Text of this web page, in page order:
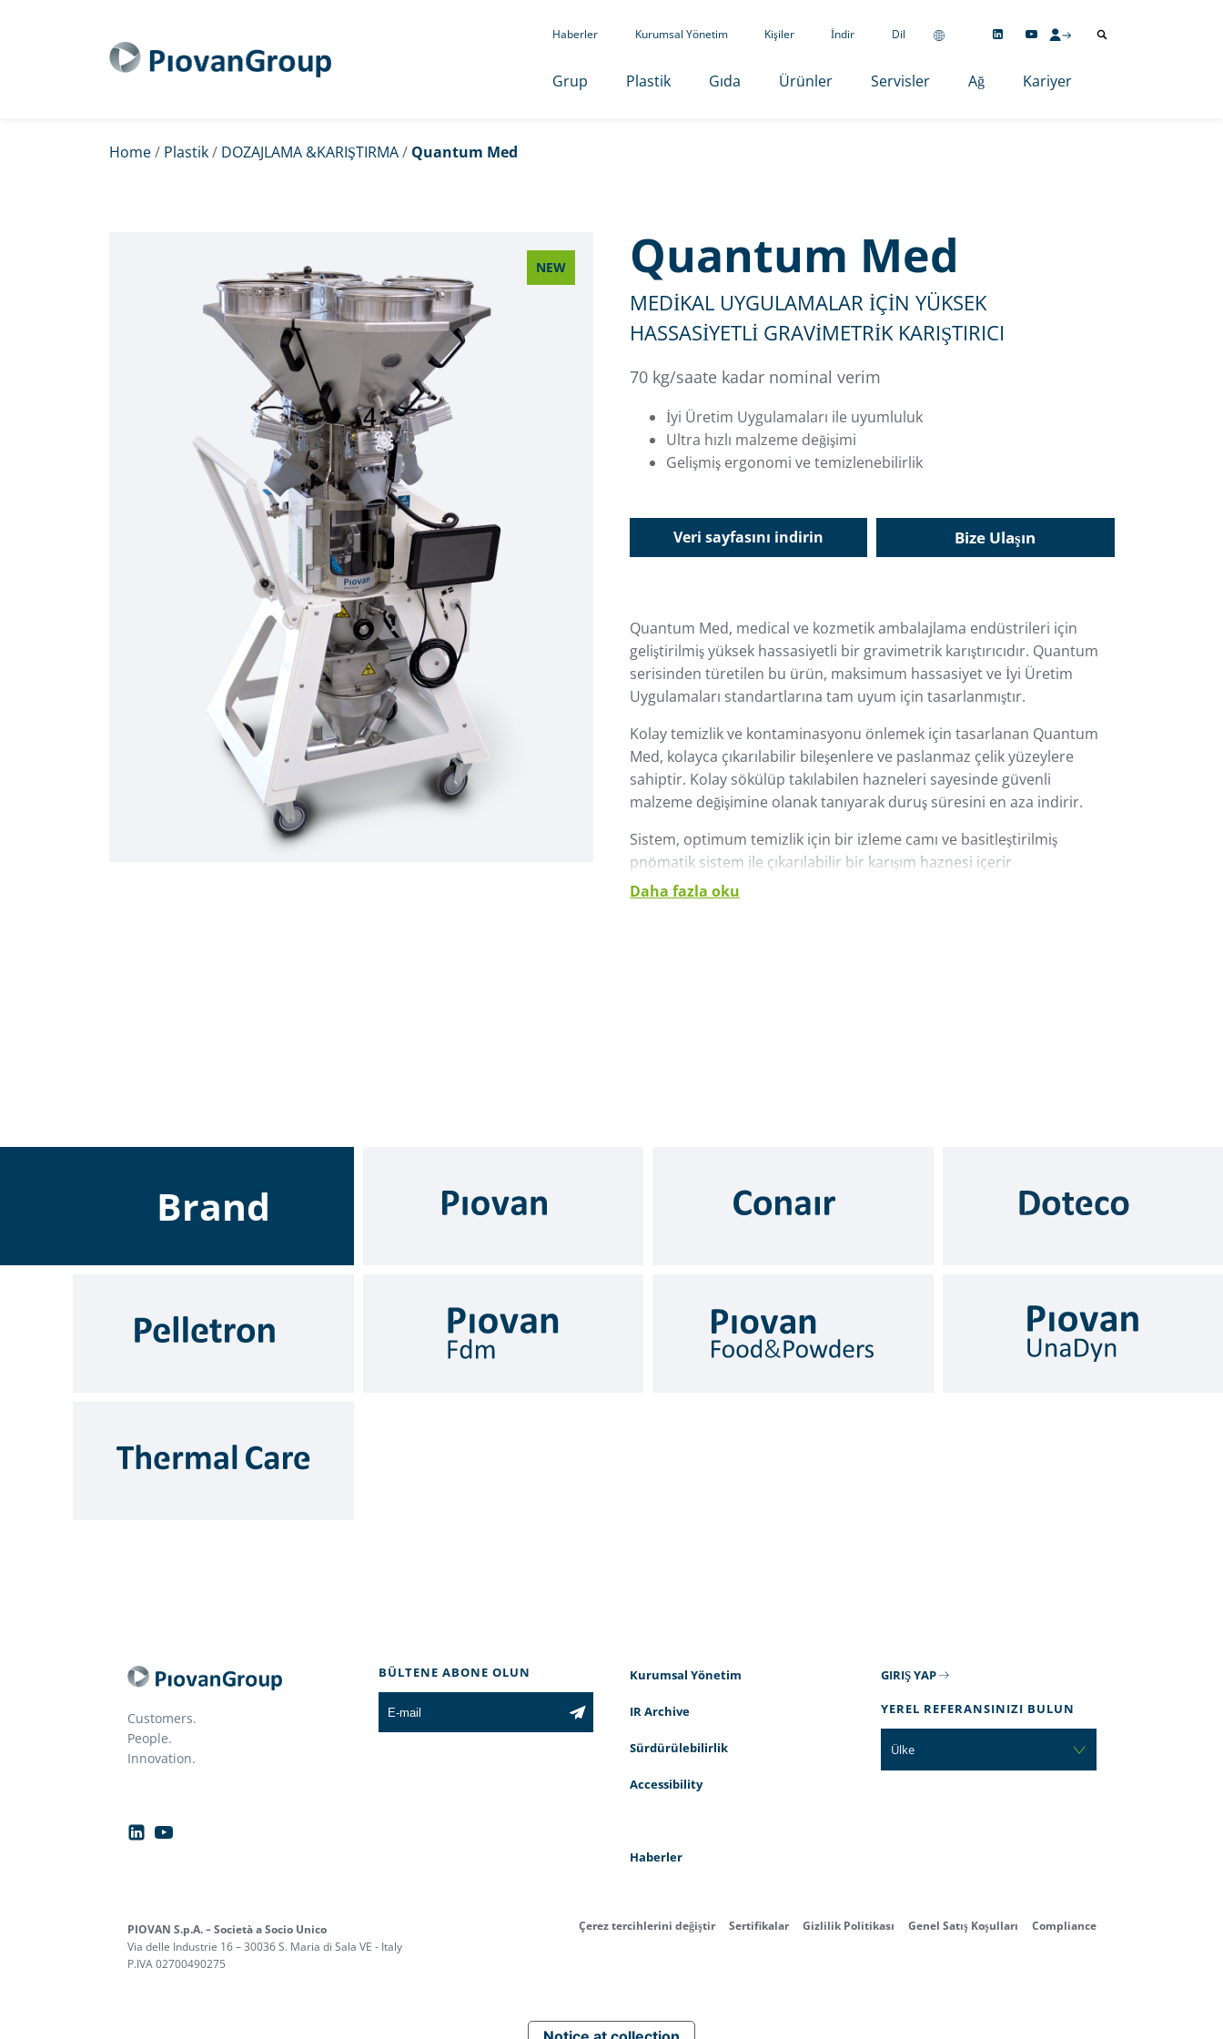
Haberler Kurumsal Yönetim Kişiler İndir Dil
Grup Plastik Gıda Ürünler Servisler Ağ Kariyer
Home/ Plastik/ DOZAJLAMA &KARIŞTIRMA/ Quantum Med
NEW Quantum Med
MEDİKAL UYGULAMALAR İÇİN YÜKSEK
HASSASİYETLİ GRAVİMETRİK KARIŞTIRICI
70 kg/saate kadar nominal verim
İyi Üretim Uygulamaları ile uyumluluk
Ultra hızlı malzeme değişimi
Gelişmiş ergonomi ve temizlenebilirlik
Veri sayfasını indirin Bize Ulaşın
Quantum Med, medical ve kozmetik ambalajlama endüstrileri için
geliştirilmiş yüksek hassasiyetli bir gravimetrik karıştırıcıdır. Quantum
serisinden türetilen bu ürün, maksimum hassasiyet ve İyi Üretim
Uygulamaları standartlarına tam uyum için tasarlanmıştır.
Kolay temizlik ve kontaminasyonu önlemek için tasarlanan Quantum
Med, kolayca çıkarılabilir bileşenlere ve paslanmaz çelik yüzeylere
sahiptir. Kolay sökülüp takılabilen hazneleri sayesinde güvenli
malzeme değişimine olanak tanıyarak duruş süresini en aza indirir.
Sistem, optimum temizlik için bir izleme camı ve basitleştirilmiş
pnömatik sistem ile çıkarılabilir bir karışım haznesi içerir
Quantum Med, tüm bileşenleri 15 kg'dan ağır olmayan, maksimum
Daha fazla oku
Brand
Customers.
People.
Innovation.
BÜLTENE ABONE OLUN Kurumsal Yönetim
IR Archive
Sürdürülebilirlik
Accessibility
Haberler
GIRIŞ YAP
YEREL REFERANSINIZI BULUN
Ülke
PIOVAN S.p.A. – Società a Socio Unico
Via delle Industrie 16 – 30036 S. Maria di Sala VE - Italy
P.IVA 02700490275
Çerez tercihlerini değiştir Sertifikalar Gizlilik Politikası Genel Satış Koşulları Compliance